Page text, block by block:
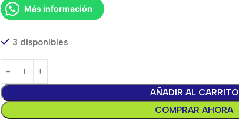
Más información
3 disponibles
AÑADIR AL CARRITO
COMPRAR AHORA